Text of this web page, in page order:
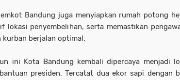
Bandung juga menyiapkan rumah potong
lokasi penyembelihan, serta memastikan
berjalan optimal.
ini Kota Bandung kembali dipercaya menjadi
presiden. Tercatat dua ekor sapi dengan